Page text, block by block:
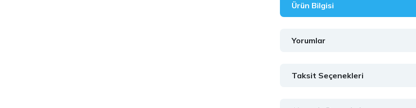
Ürün Bilgisi
Yorumlar
Taksit Seçenekleri